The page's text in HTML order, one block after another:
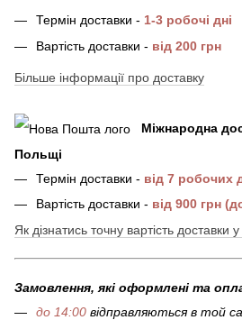
Термін доставки - 1-3 робочі дні
Вартість доставки - від 200 грн
Більше інформації про доставку
Міжнародна
Польщі
Термін доставки - від 7 робочих
Вартість доставки - від 900 грн
Як дізнатись точну вартість доставки
Замовлення, які оформлені та
до 14:00 відправляються в той